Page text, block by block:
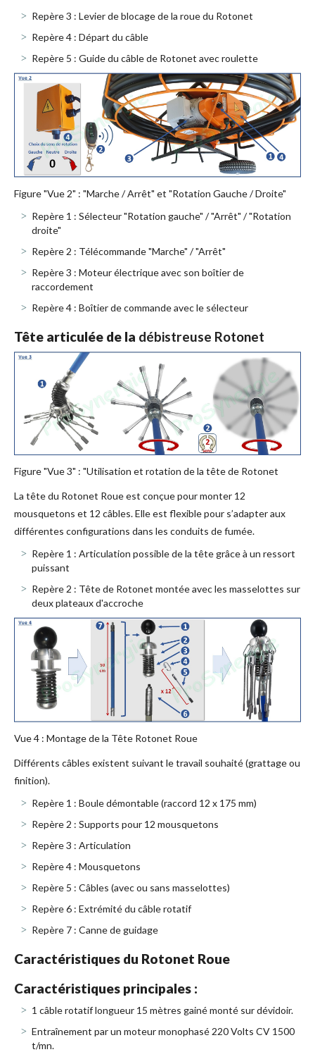
Repère 3 : Levier de blocage de la roue du Rotonet
Repère 4 : Départ du câble
Repère 5 : Guide du câble de Rotonet avec roulette
Figure "Vue 2" : "Marche / Arrêt" et "Rotation Gauche / Droite"
Repère 1 : Sélecteur "Rotation gauche" / "Arrêt" / "Rotation
droite"
Repère 2 : Télécommande "Marche" / "Arrêt"
Repère 3 : Moteur électrique avec son boîtier de
raccordement
Repère 4 : Boîtier de commande avec le sélecteur
Tête articulée de la débistreuse Rotonet
Figure "Vue 3" : "Utilisation et rotation de la tête de Rotonet
La tête du Rotonet Roue est conçue pour monter 12
mousquetons et 12 câbles. Elle est flexible pour s’adapter aux
différentes configurations dans les conduits de fumée.
Repère 1 : Articulation possible de la tête grâce à un ressort
puissant
Repère 2 : Tête de Rotonet montée avec les masselottes sur
deux plateaux d'accroche
Vue 4 : Montage de la Tête Rotonet Roue
Différents câbles existent suivant le travail souhaité (grattage ou
finition).
Repère 1 : Boule démontable (raccord 12 x 175 mm)
Repère 2 : Supports pour 12 mousquetons
Repère 3 : Articulation
Repère 4 : Mousquetons
Repère 5 : Câbles (avec ou sans masselottes)
Repère 6 : Extrémité du câble rotatif
Repère 7 : Canne de guidage
Caractéristiques du Rotonet Roue
Caractéristiques principales :
1 câble rotatif longueur 15 mètres gainé monté sur dévidoir.
Entraînement par un moteur monophasé 220 Volts CV 1500
t/mn.